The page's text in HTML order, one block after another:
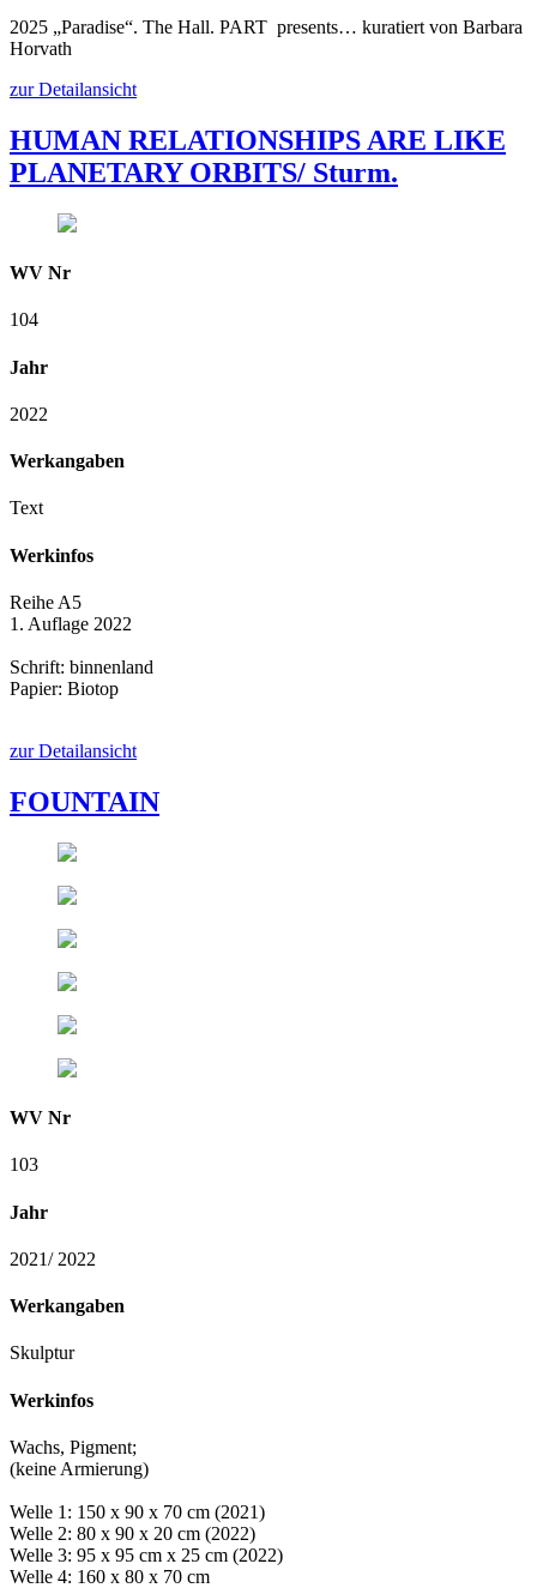
2025 „Paradise“. The Hall. PART presents… kuratiert von Barbara
Horvath
zur Detailansicht
HUMAN RELATIONSHIPS ARE LIKE
PLANETARY ORBITS/ Sturm.
WV Nr
104
Jahr
2022
Werkangaben
Text
Werkinfos
Reihe A5
1. Auflage 2022
Schrift: binnenland
Papier: Biotop
zur Detailansicht
FOUNTAIN
WV Nr
103
Jahr
2021/ 2022
Werkangaben
Skulptur
Werkinfos
Wachs, Pigment;
(keine Armierung)
Welle 1: 150 x 90 x 70 cm (2021)
Welle 2: 80 x 90 x 20 cm (2022)
Welle 3: 95 x 95 cm x 25 cm (2022)
Welle 4: 160 x 80 x 70 cm